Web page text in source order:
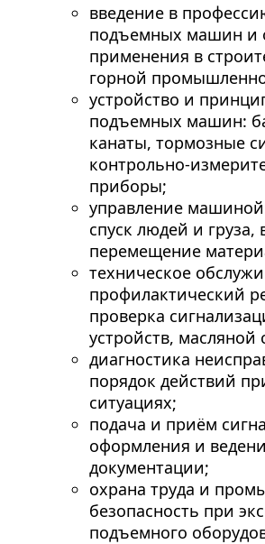
введение в
подъемных машин и
применения в
горной
устройство и
подъемных машин:
канаты, тормозные
контрольно-
приборы;
управление
спуск людей и груза,
перемещение
техническое
профилактический
проверка
устройств, масляной
диагностика
порядок действий
ситуациях;
подача и приём
оформления и
документации;
охрана труда и
безопасность при
подъемного